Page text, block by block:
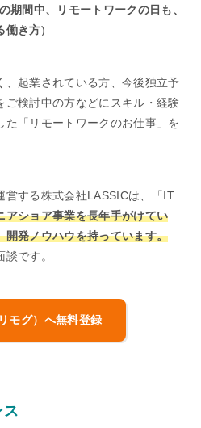
期間中、リモートワークの日も、
働き方)
、起業されている方、今後独立予
ご検討中の方などにスキル・経験
「リモートワークのお仕事」を
する株式会社LASSICは、「IT
アショア事業を長年手がけてい
開発ノウハウを持っています。
です。
モグ）へ無料登録
ス